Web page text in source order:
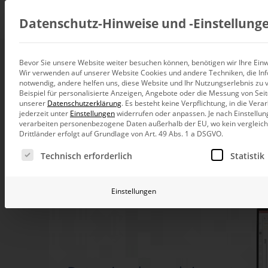
Beratung
Datenintegration
Individuelle Datenarchitektur-
BI und Analytics
Ganzheitliche Data-Analytics-
Planung, Forecasting und Simulation
Betrieb und
Webinar: Planung
5. Januar 2023, 10:00–11:00Uhr
Datenschutz-Hinweise und
Bevor Sie unsere Website weiter besuchen können, benötigen wir Ihre
Wir verwenden auf unserer Website Cookies und andere Techniken, die
notwendig, andere helfen uns, diese Website und Ihr Nutzungserlebnis zu
Beispiel für personalisierte Anzeigen, Angebote oder die Messung von
unserer Datenschutzerklärung. Es besteht keine Verpflichtung, in die
jederzeit unter Einstellungenwiderrufen oder anpassen. Je nach
verarbeiten personenbezogene Daten außerhalb der EU, wo kein
Drittländer erfolgt auf Grundlage von Art. 49 Abs. 1 a DSGVO.
Es folgt eine Liste der Service-Gruppen, für die eine
Technisch erforderlich Statistik
Einstellungen